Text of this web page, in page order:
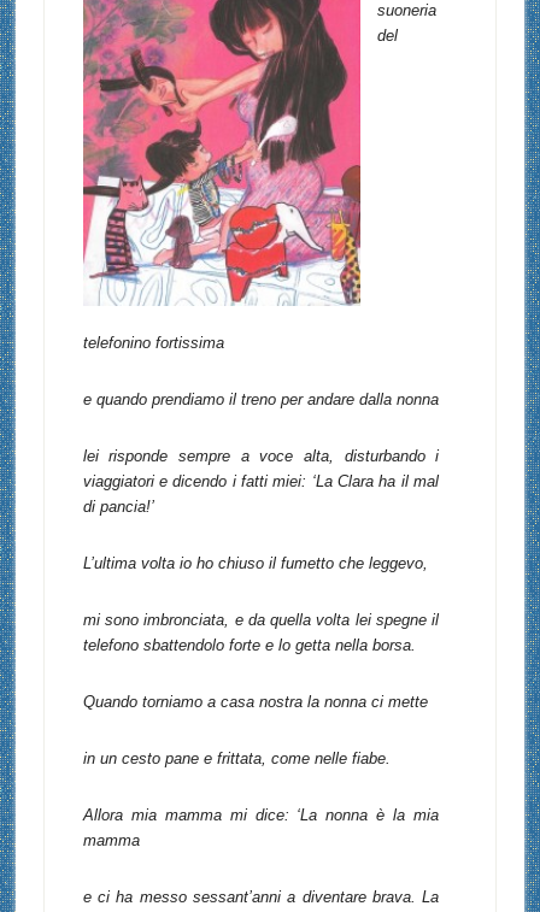
suoneria
del
telefonino fortissima
e quando prendiamo il treno per andare dalla nonna
lei risponde sempre a voce alta, disturbando i
viaggiatori e dicendo i fatti miei: ‘La Clara ha il mal
di pancia!’
L’ultima volta io ho chiuso il fumetto che leggevo,
mi sono imbronciata, e da quella volta lei spegne il
telefono sbattendolo forte e lo getta nella borsa.
Quando torniamo a casa nostra la nonna ci mette
in un cesto pane e frittata, come nelle fiabe.
Allora mia mamma mi dice: ‘La nonna è la mia
mamma
e ci ha messo sessant’anni a diventare brava. La